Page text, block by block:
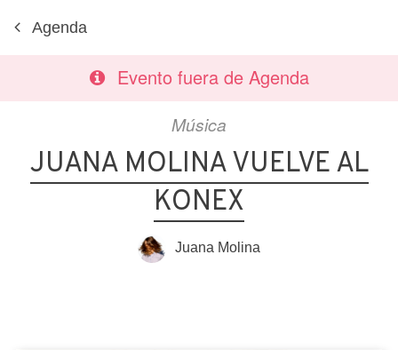
Agenda
Evento fuera de Agenda
Música
JUANA MOLINA VUELVE AL
KONEX
Juana Molina